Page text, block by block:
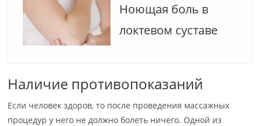
Ноющая боль в
локтевом суставе
Наличие противопоказаний
Если человек здоров, то после проведения массажных
процедур у него не должно болеть ничего. Одной из